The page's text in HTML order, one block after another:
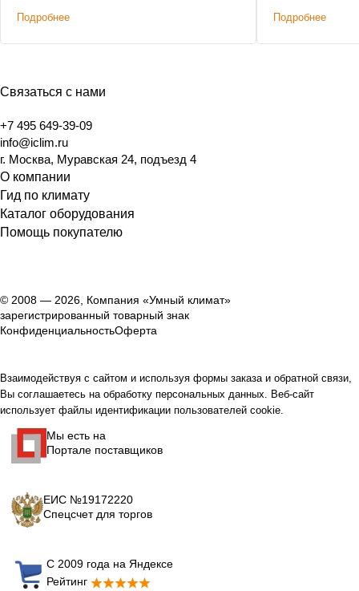
на оборудование.
Подробнее
ККБ
Подробнее
Связаться с нами
+7 495 649-39-09
info@iclim.ru
г. Москва, Муравская 24, подъезд 4
О компании
Гид по климату
Каталог оборудования
Помощь покупателю
© 2008 — 2026, Компания «Умный климат»
зарегистрированный товарный знак
КонфиденциальностьОферта
Взаимодействуя с сайтом и используя формы заказа и обратной связи,
Вы соглашаетесь на обработку персональных данных. Веб-сайт
использует файлы идентификации пользователей cookie.
Мы есть на
Портале поставщиков
ЕИС №19172220
Спецсчет для торгов
С 2009 года на Яндексе
Рейтинг